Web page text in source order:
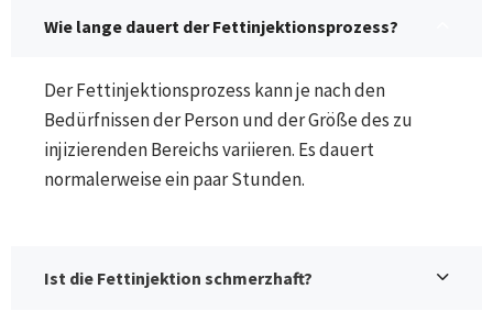
Wie lange dauert der Fettinjektionsprozess?
Der Fettinjektionsprozess kann je nach den
Bedürfnissen der Person und der Größe des zu
injizierenden Bereichs variieren. Es dauert
normalerweise ein paar Stunden.
Ist die Fettinjektion schmerzhaft?